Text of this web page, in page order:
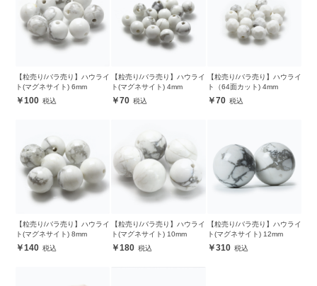
【粒売り/バラ売り】ハウライ
ト(マグネサイト) 6mm
100
【粒売り/バラ売り】ハウライ
ト(マグネサイト) 4mm
70
【粒売り/バラ売り】ハウライ
ト（64面カット) 4mm
70
【粒売り/バラ売り】ハウライ
ト(マグネサイト) 8mm
140
【粒売り/バラ売り】ハウライ
ト(マグネサイト) 10mm
180
【粒売り/バラ売り】ハウライ
ト(マグネサイト) 12mm
310